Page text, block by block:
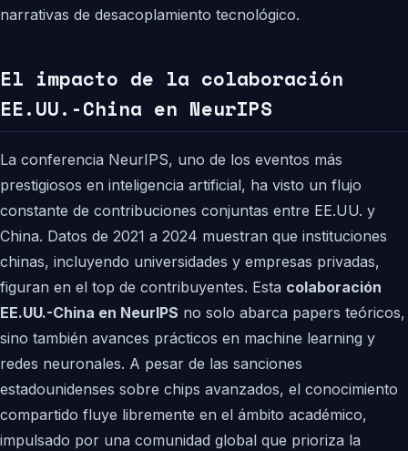
narrativas de desacoplamiento tecnológico.
El impacto de la colaboración
EE.UU.-China en NeurIPS
La conferencia NeurIPS, uno de los eventos más
prestigiosos en inteligencia artificial, ha visto un flujo
constante de contribuciones conjuntas entre EE.UU. y
China. Datos de 2021 a 2024 muestran que instituciones
chinas, incluyendo universidades y empresas privadas,
figuran en el top de contribuyentes. Esta colaboración
EE.UU.-China en NeurIPS no solo abarca papers teóricos,
sino también avances prácticos en machine learning y
redes neuronales. A pesar de las sanciones
estadounidenses sobre chips avanzados, el conocimiento
compartido fluye libremente en el ámbito académico,
impulsado por una comunidad global que prioriza la